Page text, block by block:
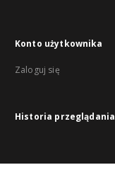
Konto użytkownika
Zaloguj się
Historia przeglądania